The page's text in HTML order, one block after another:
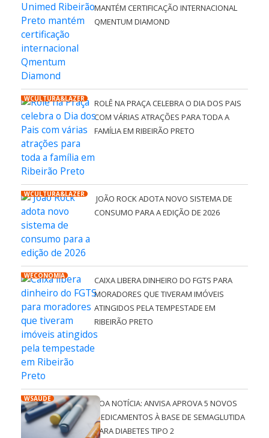
MANTÉM CERTIFICAÇÃO INTERNACIONAL
QMENTUM DIAMOND
WCULTURA&LAZER
ROLÊ NA PRAÇA CELEBRA O DIA DOS PAIS
COM VÁRIAS ATRAÇÕES PARA TODA A
FAMÍLIA EM RIBEIRÃO PRETO
WCULTURA&LAZER
JOÃO ROCK ADOTA NOVO SISTEMA DE
CONSUMO PARA A EDIÇÃO DE 2026
WECONOMIA
CAIXA LIBERA DINHEIRO DO FGTS PARA
MORADORES QUE TIVERAM IMÓVEIS
ATINGIDOS PELA TEMPESTADE EM
RIBEIRÃO PRETO
WSAÚDE
BOA NOTÍCIA: ANVISA APROVA 5 NOVOS
MEDICAMENTOS À BASE DE SEMAGLUTIDA
PARA DIABETES TIPO 2